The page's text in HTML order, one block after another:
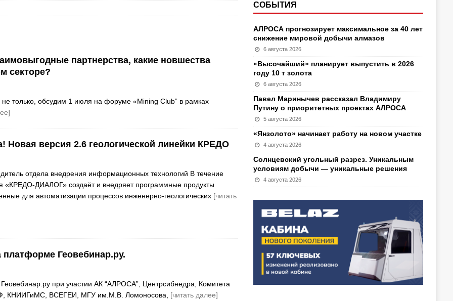
партнерства, какие новшества
секторе?
только, обсудим 1 июля на форуме «Мining Club” в рамках
Новая версия 2.6 геологической линейки КРЕДО
отдела внедрения информационных технологий В течение
«КРЕДО-ДИАЛОГ» создаёт и внедряет программные продукты
для автоматизации процессов инженерно-геологических [читать
Геовебинар.ру.
при участии АК “АЛРОСА”, Центрсибнедра, Комитета
КНИИГиМС, ВСЕГЕИ, МГУ им.М.В. Ломоносова, [читать далее]
СОБЫТИЯ
АЛРОСА прогнозирует максимальное за 40 лет
снижение мировой добычи алмазов
6 августа 2026
«Высочайший» планирует выпустить в 2026
году 10 т золота
6 августа 2026
Павел Маринычев рассказал Владимиру
Путину о приоритетных проектах АЛРОСА
5 августа 2026
«Янзолото» начинает работу на новом участке
4 августа 2026
Солнцевский угольный разрез. Уникальным
условиям добычи — уникальные решения
4 августа 2026